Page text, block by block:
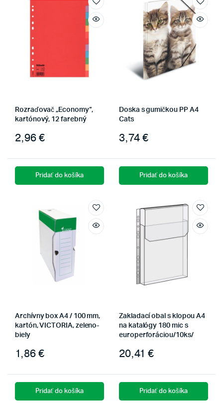
Rozraďovač „Economy“,
kartónový, 12 farebný
2,96€
Pridať do košíka
Doska s gumičkou PP A4
Cats
3,74€
Pridať do košíka
Archívny box A4 / 100 mm,
kartón, VICTORIA, zeleno-
biely
1,86€
Pridať do košíka
Zakladací obal s klopou A4
na katalógy 180 mic s
europerforáciou/10ks/
20,41 €
Pridať do košíka